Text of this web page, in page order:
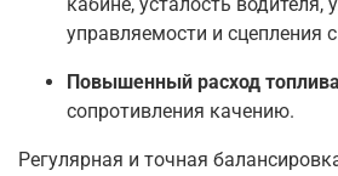
управляемости и сцепления
Повышенный расход топлива
сопротивления качению.
Регулярная и точная